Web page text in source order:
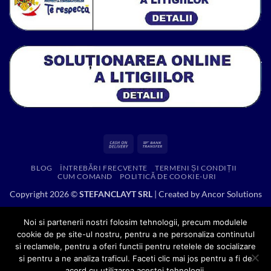
Cash
Delivery
BLOG ÎNTREBĂRI FRECVENTE
TERMENI ȘI CONDIȚII
CUM COMAND
POLITICĂ DE COOKIE-URI
Copyright 2026 ©STEFANCLAYT SRL| Created byAncor Solutions
Noi si partenerii nostri folosim tehnologii, precum modulele
cookie de pe site-ul nostru, pentru a ne personaliza continutul
si reclamele, pentru a oferi functii pentru retelele de socializare
si pentru a ne analiza traficul. Faceti clic mai jos pentru a fi de